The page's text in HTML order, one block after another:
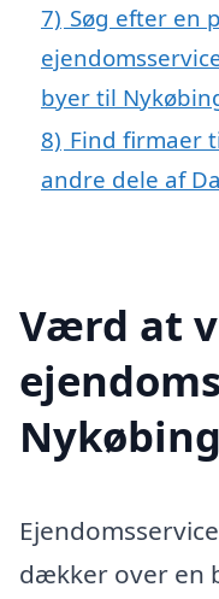
7) Søg efter en
byer til
8) Find firmaer
andre dele af
Værd at
dækker over en